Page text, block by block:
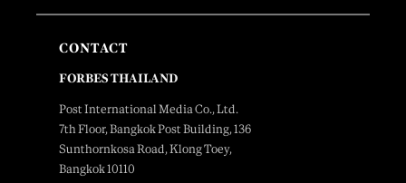
CONTACT
FORBES THAILAND
Post International Media Co., Ltd.
7th Floor, Bangkok Post Building, 136
Sunthornkosa Road, Klong Toey,
Bangkok 10110